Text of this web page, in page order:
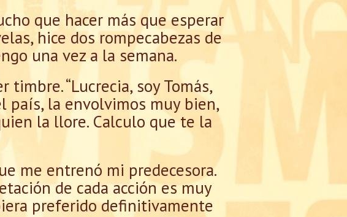
que hacer más que esperar
hice dos rompecabezas de
una vez a la semana.
“Lucrecia, soy Tomás,
país, la envolvimos muy bien,
la llore. Calculo que te la
me entrenó mi predecesora.
de cada acción es muy
preferido definitivamente